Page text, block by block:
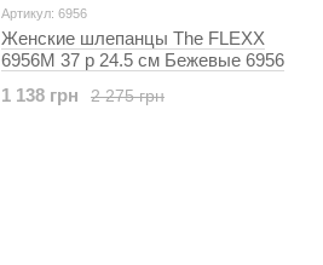
Артикул: 6956
Женские шлепанцы The FLEXX
6956М 37 р 24.5 см Бежевые 6956
2 275 грн
1 138 грн